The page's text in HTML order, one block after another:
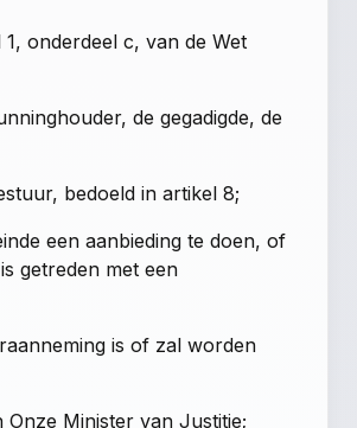
onderdeel c, van de Wet
de gegadigde, de
bedoeld inartikel 8;
een aanbieding te doen, of
getreden met een
is of zal worden
Minister van Justitie;